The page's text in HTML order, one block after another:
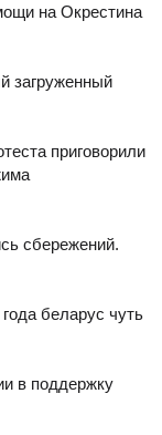
на Окрестина
загруженный
приговорили
сбережений.
беларус чуть
в поддержку